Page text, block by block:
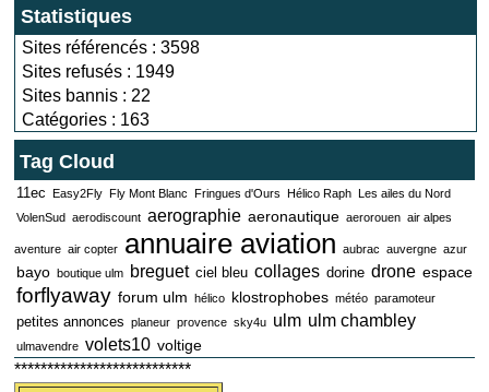
Statistiques
Sites référencés : 3598
Sites refusés : 1949
Sites bannis : 22
Catégories : 163
Tag Cloud
11ec Easy2Fly Fly Mont Blanc Fringues d'Ours Hélico Raph Les ailes du Nord
VolenSud aerodiscount aerographie aeronautique aerorouen air alpes
aventure air copter annuaire aviation aubrac auvergne azur
bayo boutique ulm breguet ciel bleu collages dorine drone espace
forflyaway forum ulm hélico klostrophobes météo paramoteur
petites annonces planeur provence sky4u ulm ulm chambley
ulmavendre volets10 voltige
***************************